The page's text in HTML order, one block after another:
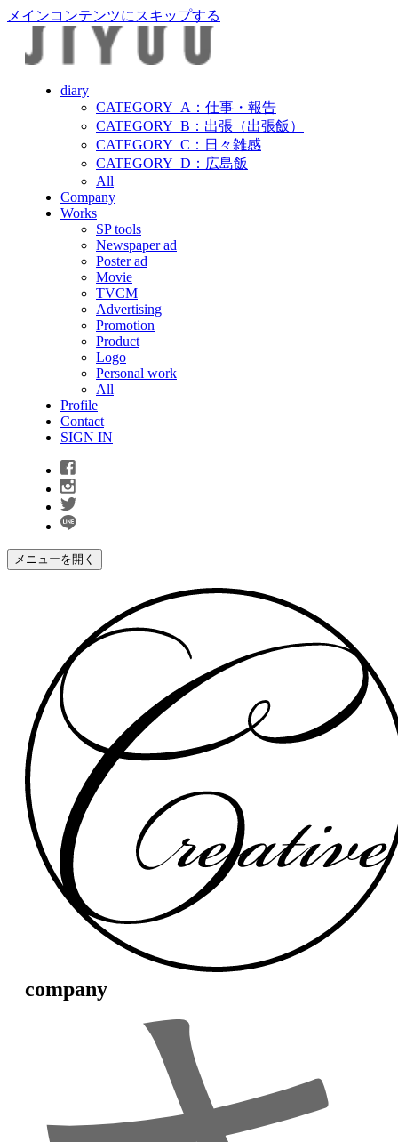
メインコンテンツにスキップする
diary
CATEGORY_A：仕事・報告
CATEGORY_B：出張（出張飯）
CATEGORY_C：日々雑感
CATEGORY_D：広島飯
All
Company
Works
SP tools
Newspaper ad
Poster ad
Movie
TVCM
Advertising
Promotion
Product
Logo
Personal work
All
Profile
Contact
SIGN IN
メニューを開く
company